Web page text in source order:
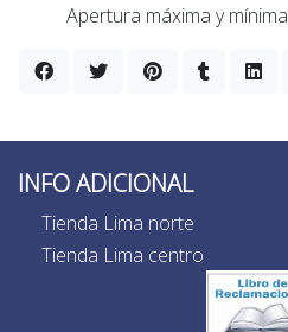
Apertura máxima y mínima
INFO ADICIONAL
Tienda Lima norte
Tienda Lima centro